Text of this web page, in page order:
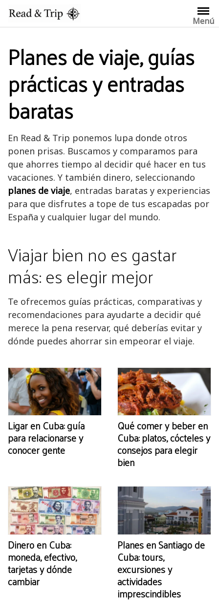
contenido
Menú
Planes de viaje, guías
prácticas y entradas
baratas
En Read & Trip ponemos lupa donde otros
ponen prisas. Buscamos y comparamos para
que ahorres tiempo al decidir qué hacer en tus
vacaciones. Y también dinero, seleccionando
planes de viaje, entradas baratas y experiencias
para que disfrutes a tope de tus escapadas por
España y cualquier lugar del mundo.
Viajar bien no es gastar
más: es elegir mejor
Te ofrecemos guías prácticas, comparativas y
recomendaciones para ayudarte a decidir qué
merece la pena reservar, qué deberías evitar y
dónde puedes ahorrar sin empeorar el viaje.
Ligar en Cuba: guía
para relacionarse y
conocer gente
Qué comer y beber en
Cuba: platos, cócteles y
consejos para elegir
bien
Dinero en Cuba:
moneda, efectivo,
tarjetas y dónde
cambiar
Planes en Santiago de
Cuba: tours,
excursiones y
actividades
imprescindibles